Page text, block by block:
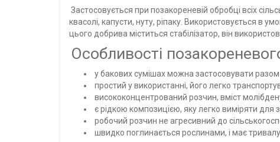
Застосовується при позакореневій обробці всіх
квасолі, капусти, нуту, ріпаку. Використовується в
цього добрива міститься стабілізатор, він
Особливості
у бакових сумішах можна застосовувати
простий у використанні, його легко
висококонцентрований розчин, вміст
є рідкою композицією, яку легко виміряти для
робочий розчин не агресивний до
швидко поглинається рослинами, і має